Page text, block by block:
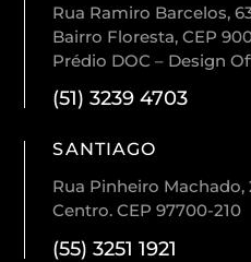
Rua Ramiro Barcelos,
Bairro Floresta, CEP
Prédio DOC – Design
(51) 3239 4703
SANTIAGO
Rua Pinheiro Machado,
Centro. CEP 97700-210
(55) 3251 1921